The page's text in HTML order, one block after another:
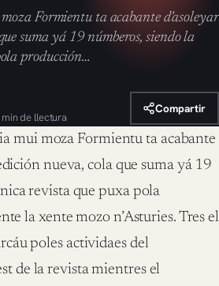
Formientu ta acabante d’asoleyar
suma yá 19 númberos, siendo la
producción…
de llectura
Compartir
mui moza Formientu ta acabante
nueva, cola que suma yá 19
revista que puxa pola
la xente mozo n’Asturies. Tres el
poles actividaes del
de la revista mientres el